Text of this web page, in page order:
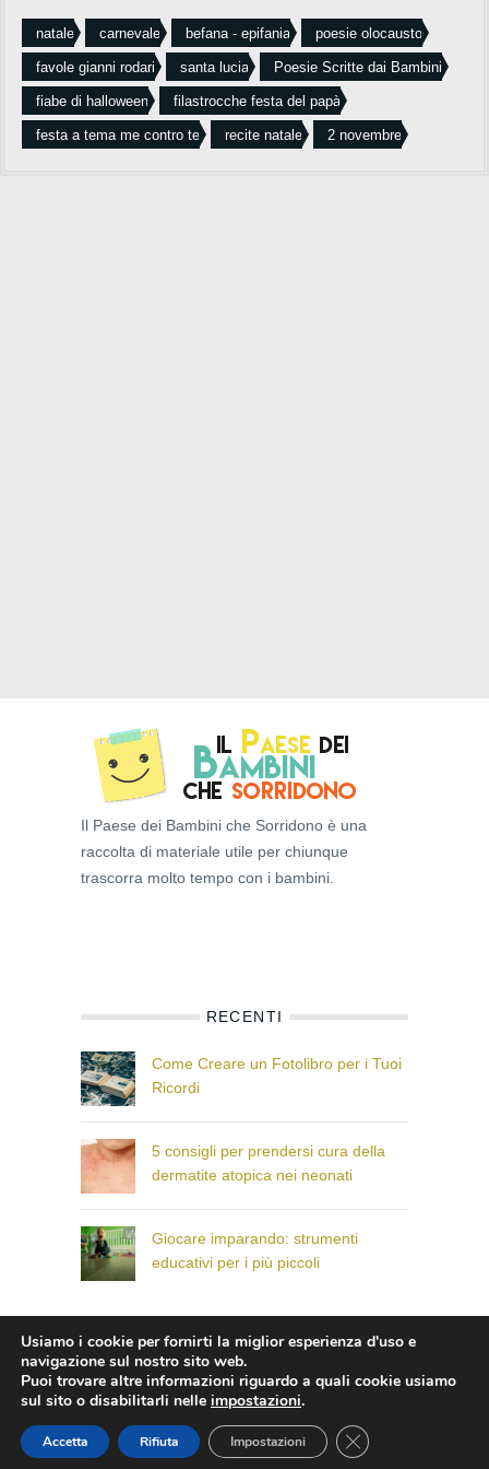
natale carnevale befana - epifania poesie olocausto
favole gianni rodari santa lucia Poesie Scritte dai Bambini
fiabe di halloween filastrocche festa del papà
festa a tema me contro te recite natale 2 novembre
Il Paese dei Bambini che Sorridono è una
raccolta di materiale utile per chiunque
trascorra molto tempo con i bambini.
RECENTI
Come Creare un Fotolibro per i Tuoi
Ricordi
5 consigli per prendersi cura della
dermatite atopica nei neonati
Giocare imparando: strumenti
educativi per i più piccoli
© Il Paese dei Bambini che Sorridono
Usiamo i cookie per fornirti la miglior esperienza d'uso e
navigazione sul nostro sito web.
Puoi trovare altre informazioni riguardo a quali cookie usiamo
sul sito o disabilitarli nelle impostazioni.
Accetta Rifiuta Impostazioni CLOSE GDPR